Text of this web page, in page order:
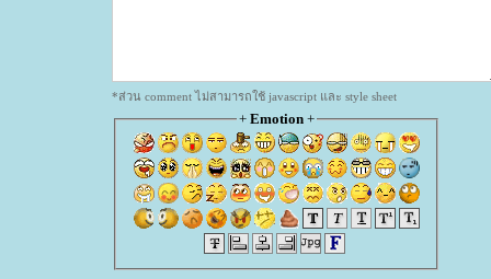
*ส่วน comment ไม่สามารถใช้ javascript และ style sheet
+ Emotion+